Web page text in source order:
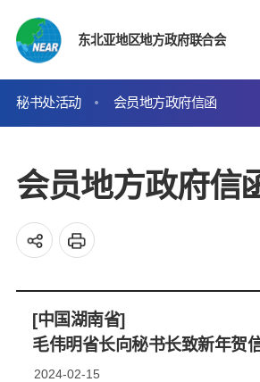
东北亚地区地方政府联合会
秘书处活动 会员地方政府信函
会员地方政府信
[中国湖南省]
毛伟明省长向秘书长致新年贺
2024-02-15